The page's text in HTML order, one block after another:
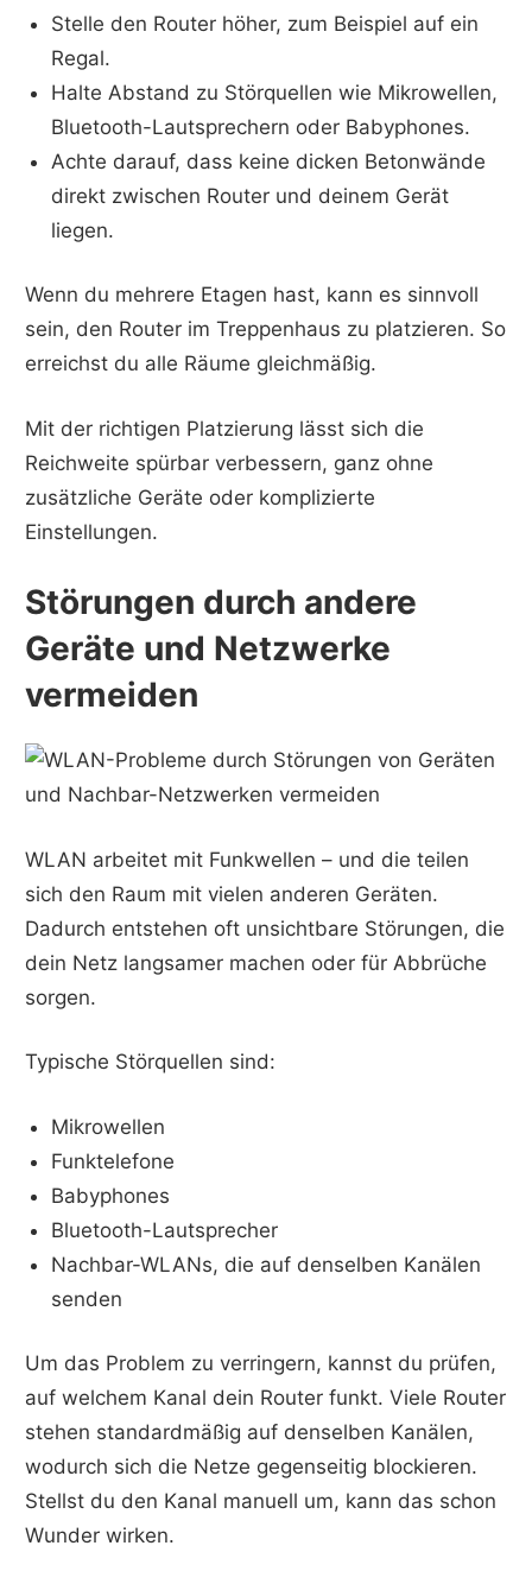
Stelle den Router höher, zum Beispiel auf ein
Regal.
Halte Abstand zu Störquellen wie Mikrowellen,
Bluetooth-Lautsprechern oder Babyphones.
Achte darauf, dass keine dicken Betonwände
direkt zwischen Router und deinem Gerät
liegen.
Wenn du mehrere Etagen hast, kann es sinnvoll
sein, den Router im Treppenhaus zu platzieren. So
erreichst du alle Räume gleichmäßig.
Mit der richtigen Platzierung lässt sich die
Reichweite spürbar verbessern, ganz ohne
zusätzliche Geräte oder komplizierte
Einstellungen.
Störungen durch andere
Geräte und Netzwerke
vermeiden
WLAN arbeitet mit Funkwellen – und die teilen
sich den Raum mit vielen anderen Geräten.
Dadurch entstehen oft unsichtbare Störungen, die
dein Netz langsamer machen oder für Abbrüche
sorgen.
Typische Störquellen sind:
Mikrowellen
Funktelefone
Babyphones
Bluetooth-Lautsprecher
Nachbar-WLANs, die auf denselben Kanälen
senden
Um das Problem zu verringern, kannst du prüfen,
auf welchem Kanal dein Router funkt. Viele Router
stehen standardmäßig auf denselben Kanälen,
wodurch sich die Netze gegenseitig blockieren.
Stellst du den Kanal manuell um, kann das schon
Wunder wirken.